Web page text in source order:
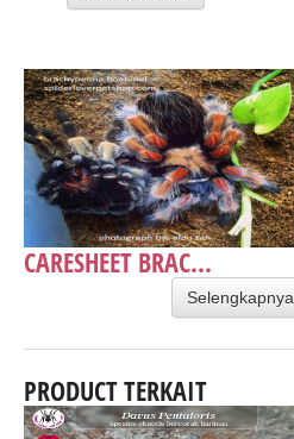
CARESHEET BRAC...
Selengkapnya
PRODUCT TERKAIT